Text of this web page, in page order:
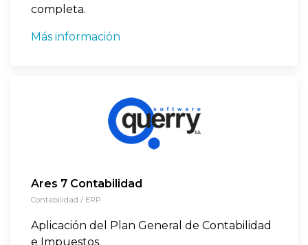
completa.
Más información
Ares 7 Contabilidad
Contabilidad / ERP
Aplicación del Plan General de Contabilidad
e Impuestos.